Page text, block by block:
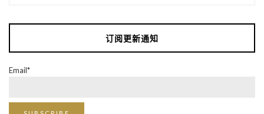
订阅更新通知
Email*